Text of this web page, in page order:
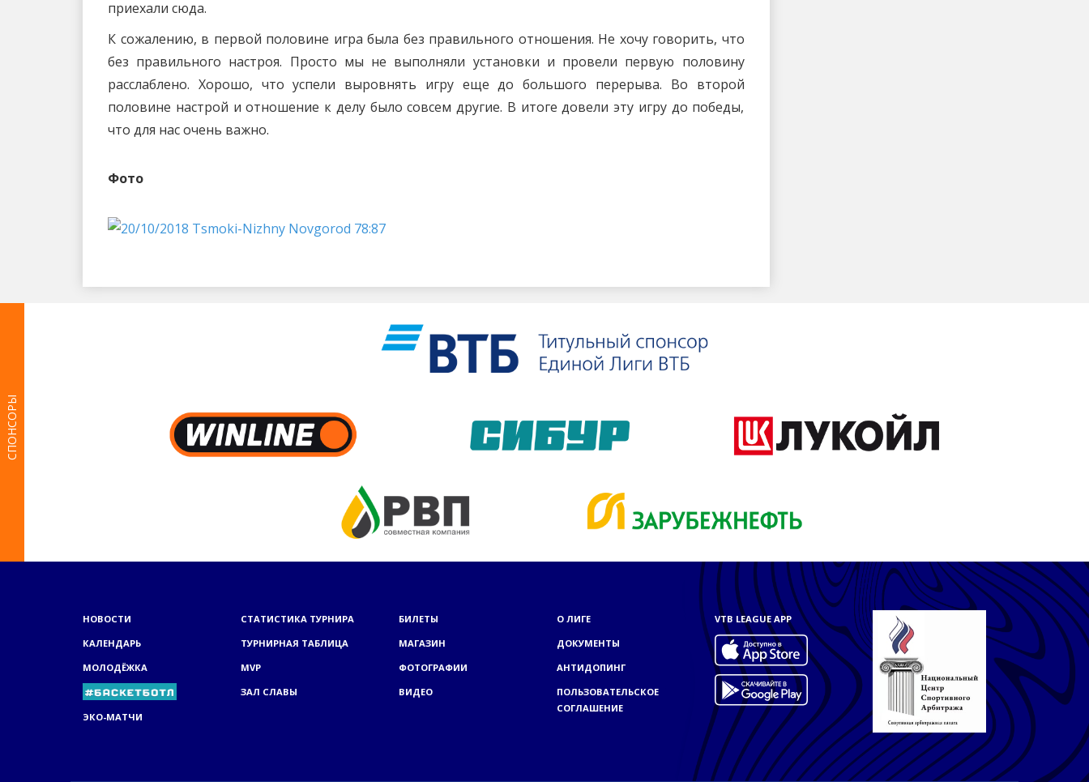
приехали сюда.
К сожалению, в первой половине игра была без правильного отношения. Не хочу говорить, что
без правильного настроя. Просто мы не выполняли установки и провели первую половину
расслаблено. Хорошо, что успели выровнять игру еще до большого перерыва. Во второй
половине настрой и отношение к делу было совсем другие. В итоге довели эту игру до победы,
что для нас очень важно.
Фото
СПОНСОРЫ
НОВОСТИ
КАЛЕНДАРЬ
МОЛОДЁЖКА
ЭКО-МАТЧИ
СТАТИСТИКА ТУРНИРА
ТУРНИРНАЯ ТАБЛИЦА
MVP
ЗАЛ СЛАВЫ
БИЛЕТЫ
МАГАЗИН
ФОТОГРАФИИ
ВИДЕО
О ЛИГЕ
ДОКУМЕНТЫ
АНТИДОПИНГ
ПОЛЬЗОВАТЕЛЬСКОЕ
СОГЛАШЕНИЕ
VTB LEAGUE APP